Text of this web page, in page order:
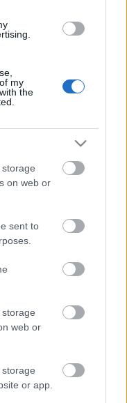
my
the
on web or
sent to
web or
or app.
Pörzse
kevésbé örömteli,